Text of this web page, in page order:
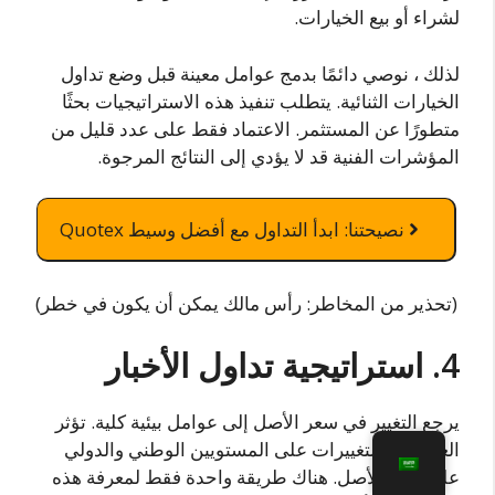
لشراء أو بيع الخيارات.
لذلك ، نوصي دائمًا بدمج عوامل معينة قبل وضع تداول
الخيارات الثنائية. يتطلب تنفيذ هذه الاستراتيجيات بحثًا
متطورًا عن المستثمر. الاعتماد فقط على عدد قليل من
المؤشرات الفنية قد لا يؤدي إلى النتائج المرجوة.
نصيحتنا: ابدأ التداول مع أفضل وسيط Quotex
(تحذير من المخاطر: رأس مالك يمكن أن يكون في خطر)
4. استراتيجية تداول الأخبار
يرجع التغيير في سعر الأصل إلى عوامل بيئية كلية. تؤثر
العديد من التغييرات على المستويين الوطني والدولي
على سعر الأصل. هناك طريقة واحدة فقط لمعرفة هذه